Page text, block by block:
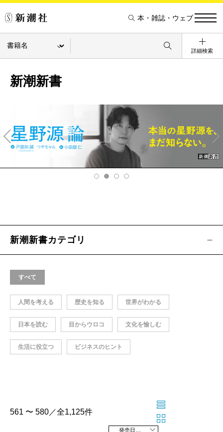
本・雑誌・ウェブ
詳細検索
新潮新書
v
Ne
xt
新潮新書カテゴリ
すべて
人間を考える 歴史を知る 世界がわかる
日本を読む 目からウロコ 文化を愉しむ
生活に役立つ ビジネスのヒント
561 〜 580／全1,125件